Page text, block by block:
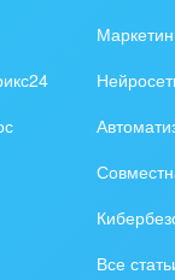
организации
СМИ,Все